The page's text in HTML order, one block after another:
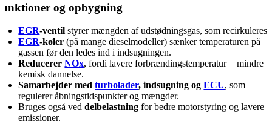
og opbygning
EGR-ventil styrer mængden af udstødningsgas, som recirkuleres.
EGR-køler (på mange dieselmodeller) sænker temperaturen på
gassen før den ledes ind i indsugningen.
ReducererNOx, fordi lavere forbrændingstemperatur = mindre
kemisk dannelse.
Samarbejder medturbolader, indsugning ogECU, som
regulerer åbningstidspunkter og mængder.
Bruges også veddelbelastning for bedre motorstyring og lavere
emissioner.